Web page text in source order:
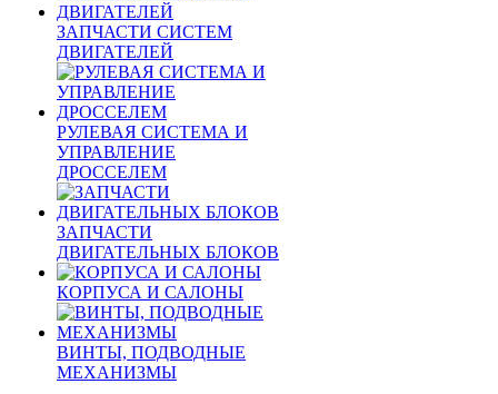
ЗАПЧАСТИ СИСТЕМ
ДВИГАТЕЛЕЙ
РУЛЕВАЯ СИСТЕМА И
УПРАВЛЕНИЕ
ДРОССЕЛЕМ
ЗАПЧАСТИ
ДВИГАТЕЛЬНЫХ БЛОКОВ
КОРПУСА И САЛОНЫ
ВИНТЫ, ПОДВОДНЫЕ
МЕХАНИЗМЫ